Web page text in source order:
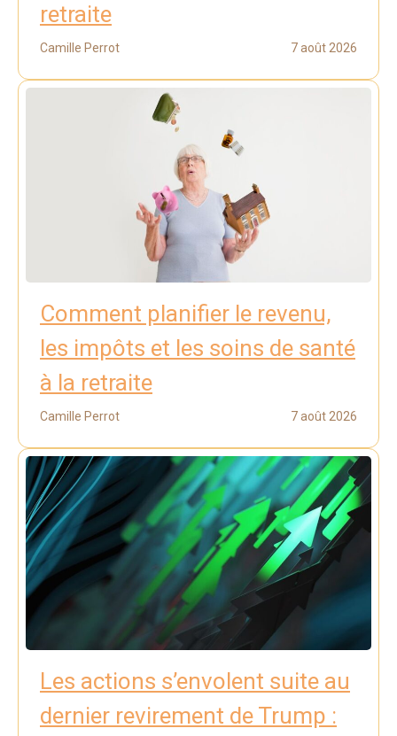
retraite
Camille Perrot 7 août 2026
Comment planifier le revenu,
les impôts et les soins de santé
à la retraite
Camille Perrot 7 août 2026
Les actions s’envolent suite au
dernier revirement de Trump :